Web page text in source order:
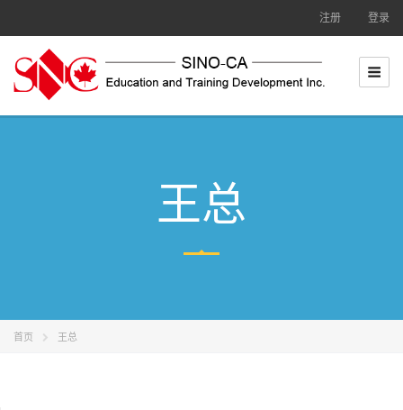
登录
注册
王总
首页 王总